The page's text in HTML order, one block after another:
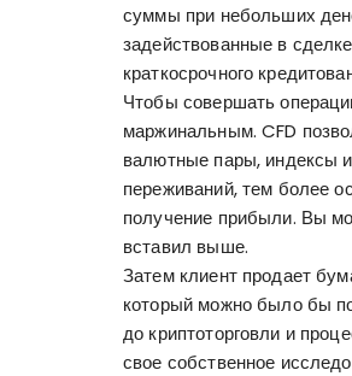
суммы при небольших
задействованные в
краткосрочного
Чтобы совершать
маржинальным. CFD
валютные пары, индексы
переживаний, тем более
получение прибыли. Вы
вставил выше.
Затем клиент продает
который можно было бы
до криптоторговли и
свое собственное